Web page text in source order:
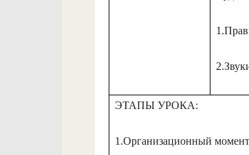
ЭТАПЫ УРОКА:
1.Организационный